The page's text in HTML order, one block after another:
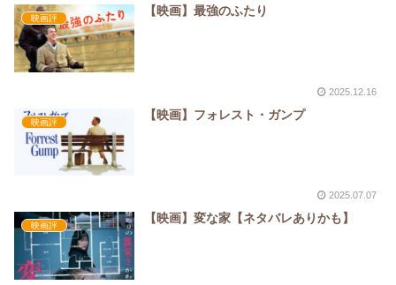
映画評
【映画】最強のふたり
2025.12.16
映画評
【映画】フォレスト・ガンプ
2025.07.07
映画評
【映画】変な家【ネタバレありかも】